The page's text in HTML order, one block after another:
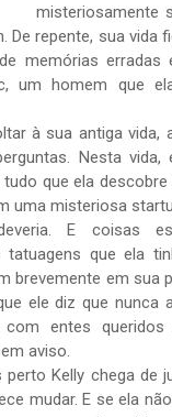
misteriosamente
De repente, sua vida
memórias erradas
um homem que
à sua antiga vida,
Nesta
que ela
uma misteriosa
E coisas
tatuagens que ela
brevemente em sua
ele diz que nunca
com entes
aviso.
perto Kelly chega de
mudar. E se ela